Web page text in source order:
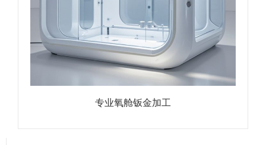
专业氧舱钣金加工